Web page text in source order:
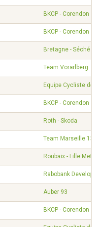
BKCP - Corendon
BKCP - Corendon
Bretagne - Séché
Team Vorarlberg
Equipe Cycliste de
BKCP - Corendon
Roth - Skoda
Team Marseille 13 -
Roubaix - Lille
Rabobank
Auber 93
BKCP - Corendon